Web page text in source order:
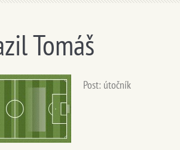
Tomáš
Post: útočník